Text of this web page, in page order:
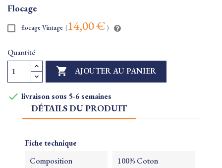
Flocage
flocage Vintage (14,00 € )
Quantité
 AJOUTER AU PANIER
 livraison sous 5-6 semaines
DÉTAILS DU PRODUIT
Fiche technique
Composition 100% Coton